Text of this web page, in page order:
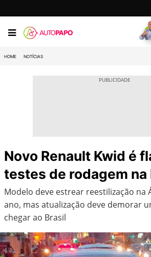
HOME NOTÍCIAS
Novo Renault Kwid é
testes de rodagem na
Modelo deve estrear reestilização na
ano, mas atualização deve demorar
chegar ao Brasil